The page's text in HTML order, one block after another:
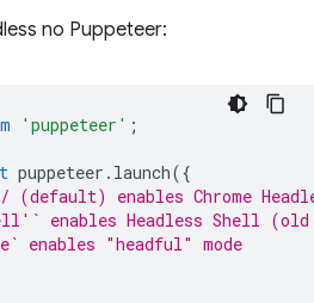
no Puppeteer:
'puppeteer' ;
puppeteer . launch({
(default) enables Chrome
enables Headless Shell (old
enables "headful" mode